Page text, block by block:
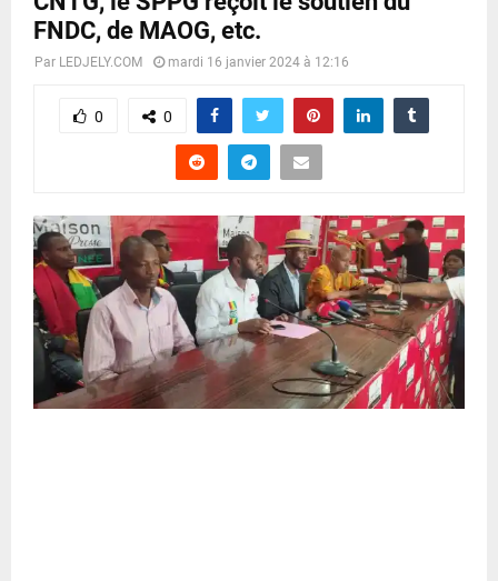
FNDC, de MAOG, etc.
Par LEDJELY.COM mardi 16 janvier 2024 à 12:16
0 0